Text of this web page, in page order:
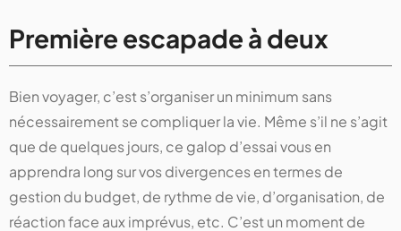
Première escapade à deux
Bien voyager, c’est s’organiser un minimum sans
nécessairement se compliquer la vie. Même s’il ne s’agit
que de quelques jours, ce galop d’essai vous en
apprendra long sur vos divergences en termes de
gestion du budget, de rythme de vie, d’organisation, de
réaction face aux imprévus, etc. C’est un moment de